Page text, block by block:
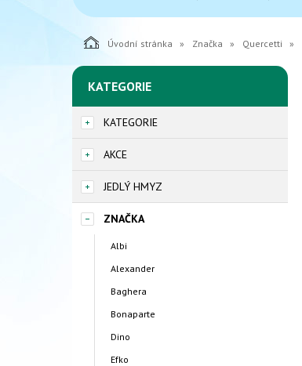
Úvodní stránka Značka Quercetti
KATEGORIE
KATEGORIE
AKCE
JEDLÝ HMYZ
ZNAČKA
Albi
Alexander
Baghera
Bonaparte
Dino
Efko